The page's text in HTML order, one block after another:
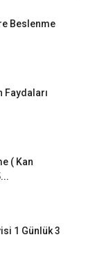
Beslenme
Faydaları
( Kan
1 Günlük 3